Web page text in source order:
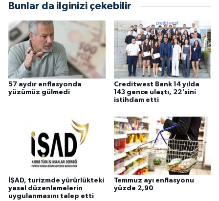
Bunlar da ilginizi çekebilir
57 aydır enflasyonda
yüzümüz gülmedi
Creditwest Bank 14 yılda
143 gence ulaştı, 22'sini
istihdam etti
İŞAD, turizmde yürürlükteki
yasal düzenlemelerin
uygulanmasını talep etti
Temmuz ayı enflasyonu
yüzde 2,90